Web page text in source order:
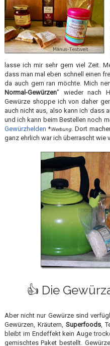
lasse ich mir sehr gern viel Zeit.
dass man mal eben schnell einen
da auch gern ran möchte. Mich
Normal-Gewürzen” wieder nach
Gewürze shoppe ich von daher
auch nicht aus, also kann ich dass
und ich kann beim Bestellen noch
Gewürzhelden *Werbung. Dort
ganz ehrlich war ich überrascht wie
👍 Die
Aber nicht nur Gewürze sind
Gewürzen, Kräutern, Superfoods,
bleibt im Endeffekt kein Auge
gemischtes Paket bestellt.